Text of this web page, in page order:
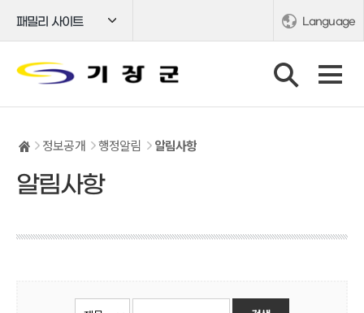
패밀리 사이트 Language
정보공개 행정알림 알림사항
알림사항